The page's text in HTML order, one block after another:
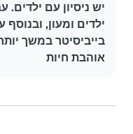
יש ניסיון עם ילדים.
ילדים ומעון, ובנוסף
בייביסיטר במשך
אוהבת חיות